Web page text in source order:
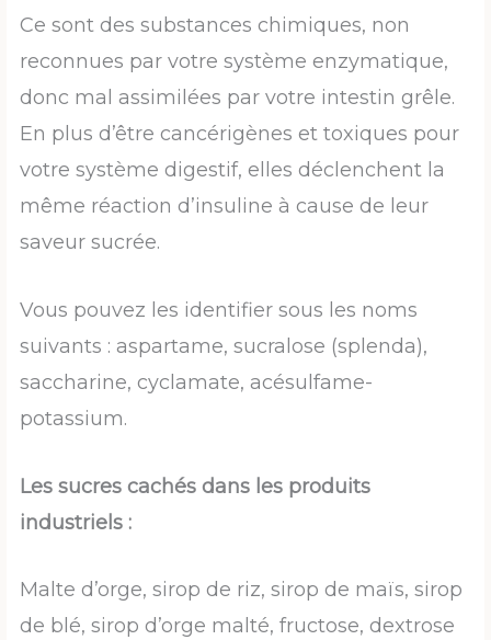
Ce sont des substances chimiques, non
reconnues par votre système enzymatique,
donc mal assimilées par votre intestin grêle.
En plus d’être cancérigènes et toxiques pour
votre système digestif, elles déclenchent la
même réaction d’insuline à cause de leur
saveur sucrée.
Vous pouvez les identifier sous les noms
suivants : aspartame, sucralose (splenda),
saccharine, cyclamate, acésulfame-
potassium.
Les sucres cachés dans les produits
industriels :
Malte d’orge, sirop de riz, sirop de maïs, sirop
de blé, sirop d’orge malté, fructose, dextrose